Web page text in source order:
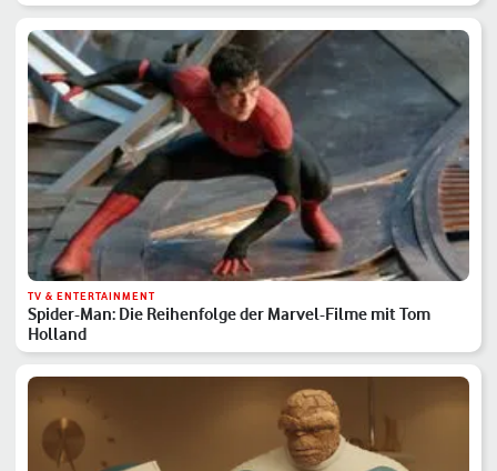
TV & ENTERTAINMENT
Spider-Man: Die Reihenfolge der Marvel-Filme mit Tom
Holland